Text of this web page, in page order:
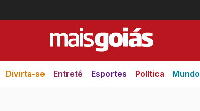
Divirta-se Entretê Esportes Política Mundo